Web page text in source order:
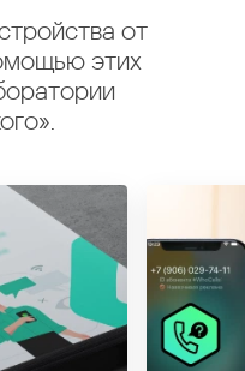
от
этих